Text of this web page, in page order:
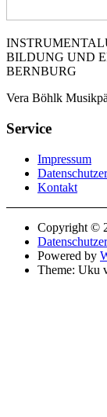
BILDUNG UND
BERNBURG
Vera Böhlk
Service
Impressum
Kontakt
Copyright ©
Powered by
Theme: Uku